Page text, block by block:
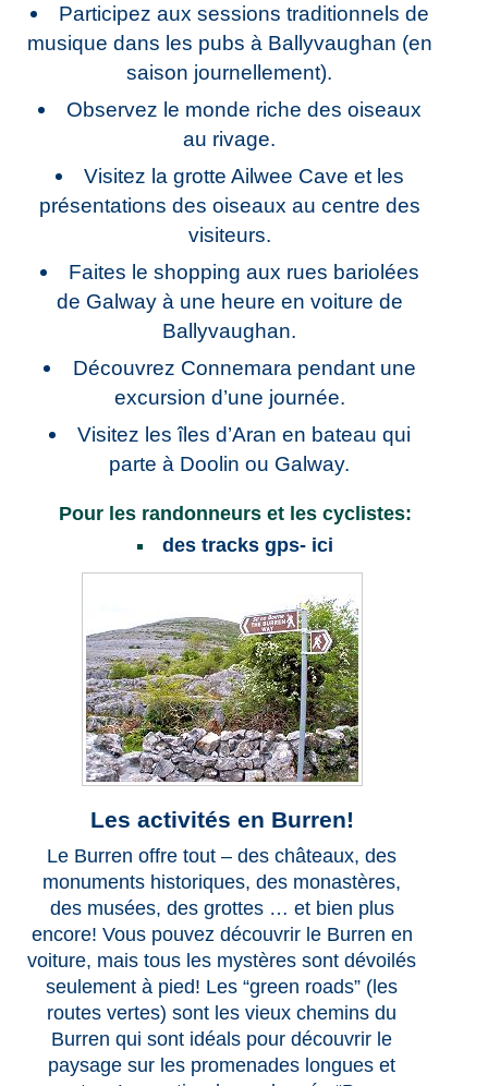
Participez aux sessions traditionnels de
musique dans les pubs à Ballyvaughan (en
saison journellement).
Observez le monde riche des oiseaux
au rivage.
Visitez la grotte Ailwee Cave et les
présentations des oiseaux au centre des
visiteurs.
Faites le shopping aux rues bariolées
de Galway à une heure en voiture de
Ballyvaughan.
Découvrez Connemara pendant une
excursion d’une journée.
Visitez les îles d’Aran en bateau qui
parte à Doolin ou Galway.
Pour les randonneurs et les cyclistes:
des tracks gps- ici
Les activités en Burren!
Le Burren offre tout – des châteaux, des
monuments historiques, des monastères,
des musées, des grottes … et bien plus
encore! Vous pouvez découvrir le Burren en
voiture, mais tous les mystères sont dévoilés
seulement à pied! Les “green roads” (les
routes vertes) sont les vieux chemins du
Burren qui sont idéals pour découvrir le
paysage sur les promenades longues et